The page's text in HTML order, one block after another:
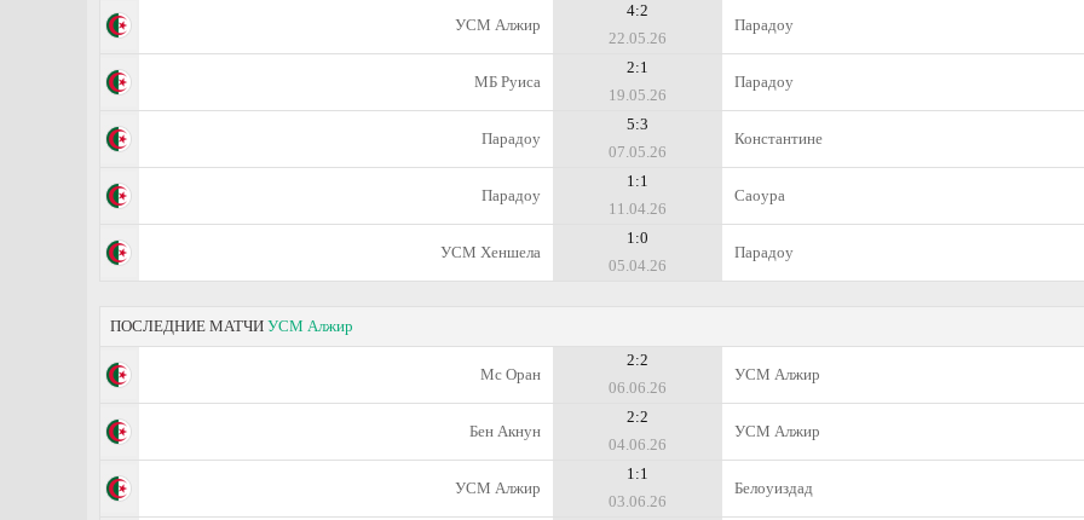
УСМ Алжир
4:2
22.05.26
Парадоу
МБ Руиса
2:1
19.05.26
Парадоу
Парадоу
5:3
07.05.26
Константине
Парадоу
1:1
11.04.26
Саоура
УСМ Хеншела
1:0
05.04.26
Парадоу
ПОСЛЕДНИЕ МАТЧИ УСМ Алжир
Мс Оран
2:2
06.06.26
УСМ Алжир
Бен Акнун
2:2
04.06.26
УСМ Алжир
УСМ Алжир
1:1
03.06.26
Белоуиздад